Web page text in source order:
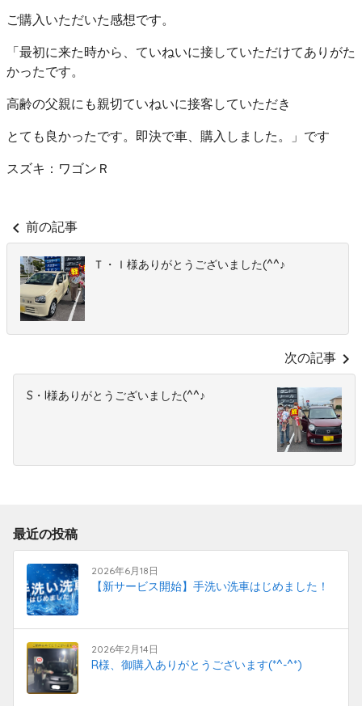
ご購入いただいた感想です。
「最初に来た時から、ていねいに接していただけてありがた
かったです。
高齢の父親にも親切ていねいに接客していただき
とても良かったです。即決で車、購入しました。」です
スズキ：ワゴンＲ
chevron_left 前の記事
Ｔ・Ｉ様ありがとうございました(^^♪
次の記事 chevron_right
S・I様ありがとうございました(^^♪
最近の投稿
2026年6月18日
【新サービス開始】手洗い洗車はじめました！
2026年2月14日
R様、御購入ありがとうございます(*^-^*)